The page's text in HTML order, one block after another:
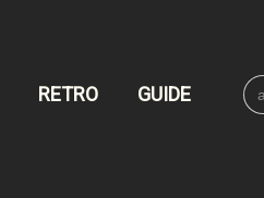
RETRO GUIDE